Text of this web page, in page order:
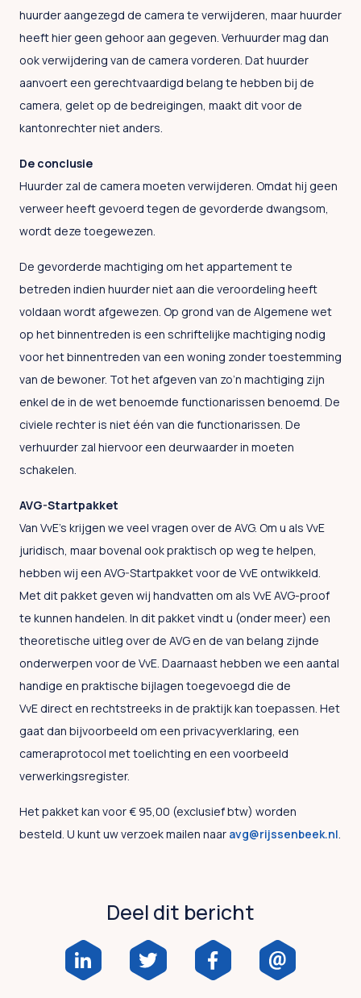
huurder aangezegd de camera te verwijderen, maar huurder
heeft hier geen gehoor aan gegeven. Verhuurder mag dan
ook verwijdering van de camera vorderen. Dat huurder
aanvoert een gerechtvaardigd belang te hebben bij de
camera, gelet op de bedreigingen, maakt dit voor de
kantonrechter niet anders.
De conclusie
Huurder zal de camera moeten verwijderen. Omdat hij geen
verweer heeft gevoerd tegen de gevorderde dwangsom,
wordt deze toegewezen.
De gevorderde machtiging om het appartement te
betreden indien huurder niet aan die veroordeling heeft
voldaan wordt afgewezen. Op grond van de Algemene wet
op het binnentreden is een schriftelijke machtiging nodig
voor het binnentreden van een woning zonder toestemming
van de bewoner. Tot het afgeven van zo’n machtiging zijn
enkel de in de wet benoemde functionarissen benoemd. De
civiele rechter is niet één van die functionarissen. De
verhuurder zal hiervoor een deurwaarder in moeten
schakelen.
AVG-Startpakket
Van VvE’s krijgen we veel vragen over de AVG. Om u als VvE
juridisch, maar bovenal ook praktisch op weg te helpen,
hebben wij een AVG-Startpakket voor de VvE ontwikkeld.
Met dit pakket geven wij handvatten om als VvE AVG-proof
te kunnen handelen. In dit pakket vindt u (onder meer) een
theoretische uitleg over de AVG en de van belang zijnde
onderwerpen voor de VvE. Daarnaast hebben we een aantal
handige en praktische bijlagen toegevoegd die de
VvE direct en rechtstreeks in de praktijk kan toepassen. Het
gaat dan bijvoorbeeld om een privacyverklaring, een
cameraprotocol met toelichting en een voorbeeld
verwerkingsregister.
Het pakket kan voor € 95,00 (exclusief btw) worden
besteld. U kunt uw verzoek mailen naar avg@rijssenbeek.nl.
Deel dit bericht